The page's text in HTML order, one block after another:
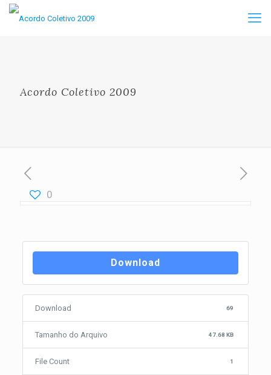
Acordo Coletivo 2009
0
Download
Download 69
Tamanho do Arquivo 47.68 KB
File Count 1